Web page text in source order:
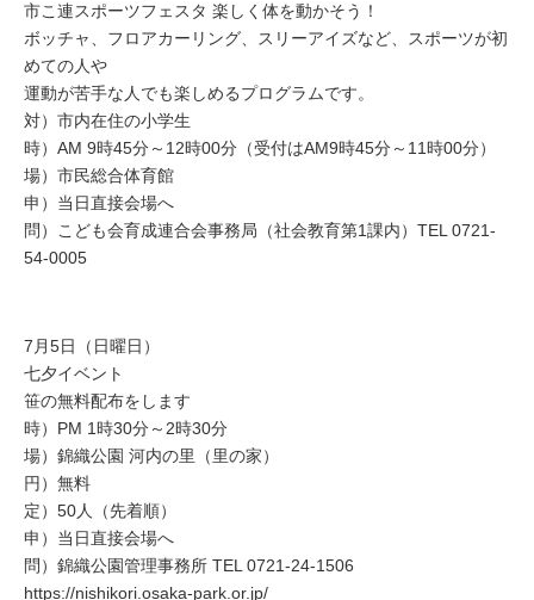
市こ連スポーツフェスタ 楽しく体を動かそう！
ボッチャ、フロアカーリング、スリーアイズなど、スポーツが初
めての人や
運動が苦手な人でも楽しめるプログラムです。
対）市内在住の小学生
時）AM 9時45分～12時00分（受付はAM9時45分～11時00分）
場）市民総合体育館
申）当日直接会場へ
問）こども会育成連合会事務局（社会教育第1課内）TEL 0721-
54-0005
7月5日（日曜日）
七夕イベント
笹の無料配布をします
時）PM 1時30分～2時30分
場）錦織公園 河内の里（里の家）
円）無料
定）50人（先着順）
申）当日直接会場へ
問）錦織公園管理事務所 TEL 0721-24-1506
https://nishikori.osaka-park.or.jp/